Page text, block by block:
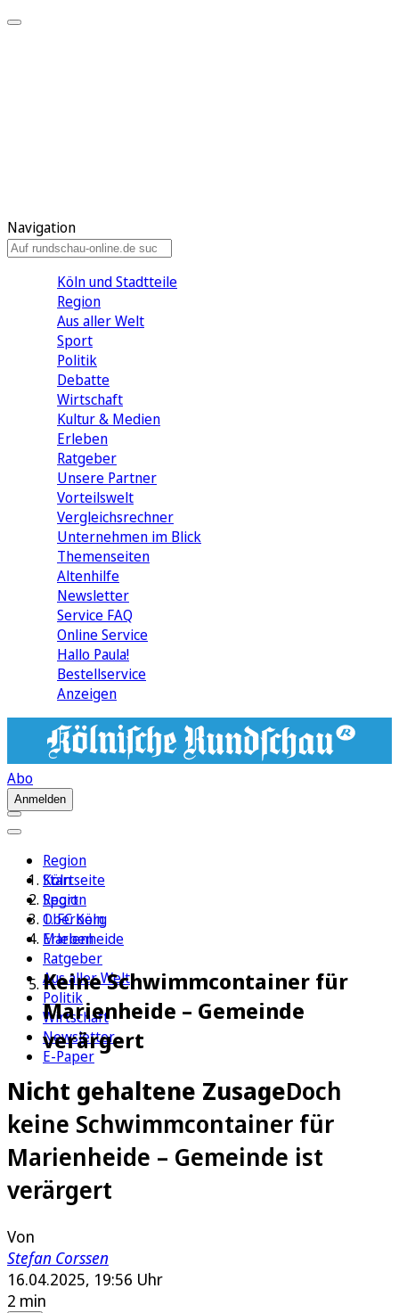
Navigation
Köln und Stadtteile
Region
Aus aller Welt
Sport
Politik
Debatte
Wirtschaft
Kultur & Medien
Erleben
Ratgeber
Unsere Partner
Vorteilswelt
Vergleichsrechner
Unternehmen im Blick
Themenseiten
Altenhilfe
Newsletter
Service FAQ
Online Service
Hallo Paula!
Bestellservice
Anzeigen
Abo
Anmelden
Region
Köln
Sport
1. FC Köln
Erleben
Ratgeber
Aus aller Welt
Politik
Wirtschaft
Newsletter
E-Paper
Startseite
Region
Oberberg
Marienheide
Keine Schwimmcontainer für
Marienheide – Gemeinde
verärgert
Nicht gehaltene ZusageDoch
keine Schwimmcontainer für
Marienheide – Gemeinde ist
verärgert
Von
Stefan Corssen
16.04.2025, 19:56 Uhr
2 min